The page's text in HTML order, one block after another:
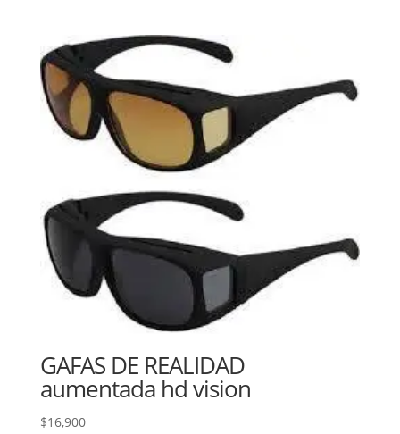
era:
$24,900.
es:
GAFAS DE REALIDAD
aumentada hd vision
$16,900